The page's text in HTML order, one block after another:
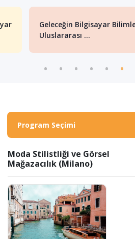
Geleceğin Bilgisayar
Uluslararası ...
Program Seçimi
Moda Stilistliği ve Görsel
Mağazacılık (Milano)